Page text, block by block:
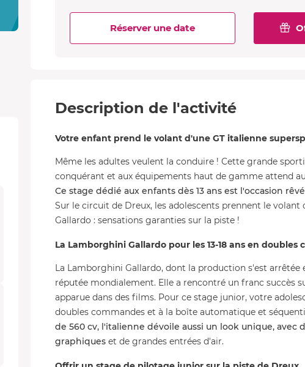
Réserver une date
Description de l'activité
Votre enfant prend le volant d'une GT italienne
Même les adultes veulent la conduire ! Cette grande
conquérant et aux équipements haut de gamme attend
Ce stage dédié aux enfants dès 13 ans est l'occasion
Sur le circuit de Dreux, les adolescents prennent le volant
Gallardo : sensations garanties sur la piste !
La Lamborghini Gallardo pour les 13-18 ans en doubles
La Lamborghini Gallardo, dont la production s'est arrêtée
réputée mondialement. Elle a rencontré un franc succès
apparue dans des films. Pour ce stage junior, votre
doubles commandes et à la boîte automatique et
de 560 cv, l'italienne dévoile aussi un look unique, avec
graphiques et de grandes entrées d'air.